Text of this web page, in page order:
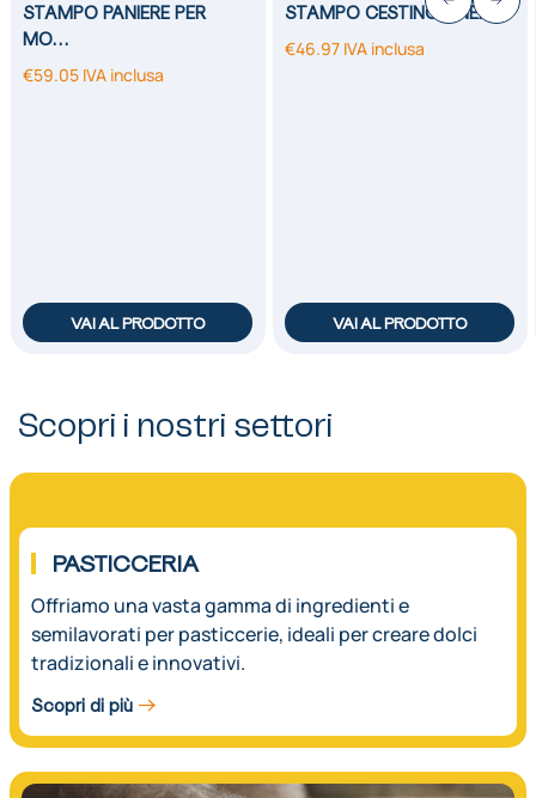
STAMPO PANIERE PER
MO…
€59.05 IVA inclusa
VAI AL PRODOTTO
STAMPO CESTINO LINEA…
€46.97 IVA inclusa
VAI AL PRODOTTO
Scopri i nostri settori
01.
PASTICCERIA
Offriamo una vasta gamma di ingredienti e
semilavorati per pasticcerie, ideali per creare dolci
tradizionali e innovativi.
Scopri di più